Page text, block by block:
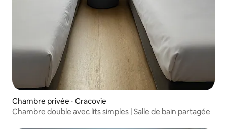
Chambre privée ⋅ Cracovie
Chambre double avec lits simples | Salle de bain partagée